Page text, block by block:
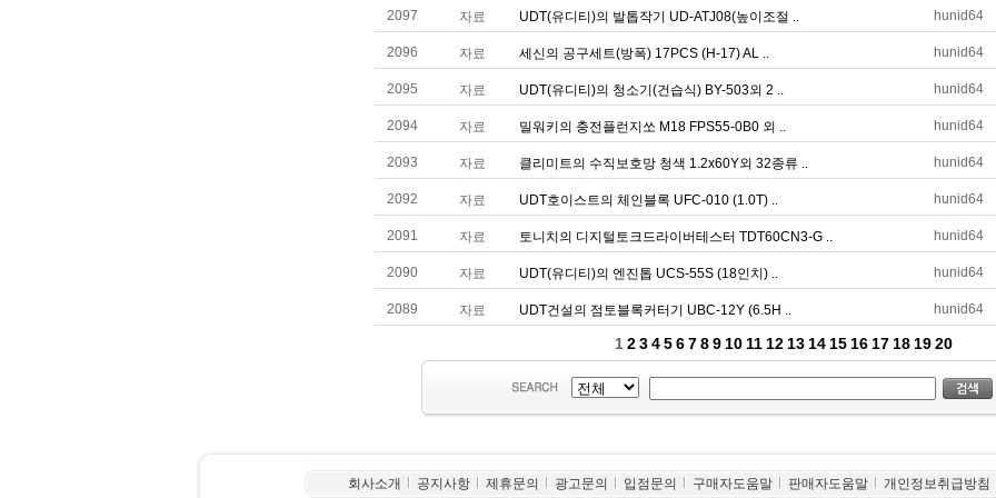
회사소개 공지사항 제휴문의 광고문의 입점문의 구매자도움말 판매자도움말 개인정보취급방침